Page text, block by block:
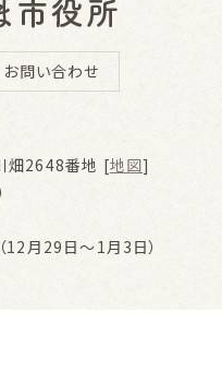
お問い合わせ
畑2648番地 [地図]
12月29日～1月3日）